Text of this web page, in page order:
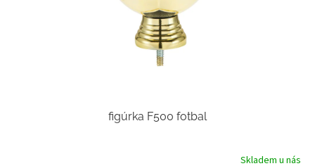
figúrka F500 fotbal
Skladem u nás